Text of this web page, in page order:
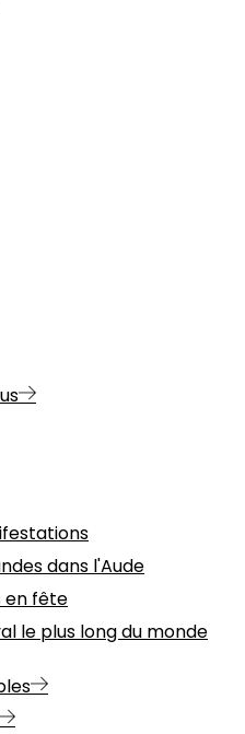
dans l'Aude
en fête
le plus long du monde